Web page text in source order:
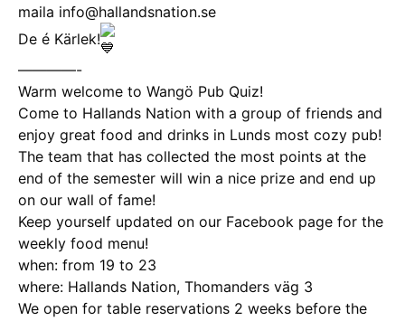
maila info@hallandsnation.se
De é Kärlek!
————-
Warm welcome to Wangö Pub Quiz!
Come to Hallands Nation with a group of friends and
enjoy great food and drinks in Lunds most cozy pub!
The team that has collected the most points at the
end of the semester will win a nice prize and end up
on our wall of fame!
Keep yourself updated on our Facebook page for the
weekly food menu!
when: from 19 to 23
where: Hallands Nation, Thomanders väg 3
We open for table reservations 2 weeks before the